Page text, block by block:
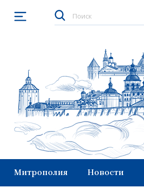
Открыть меню
Митрополия Новости